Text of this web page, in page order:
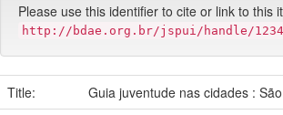
Please use this identifier to cite or link to this
http://bdae.org.br/jspui/handle/
Title:
Guia juventude nas cidades :